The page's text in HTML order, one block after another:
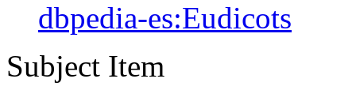
dbpedia-es:Eudicots
Subject Item